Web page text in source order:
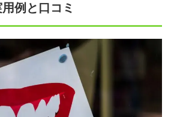
例と口コミ